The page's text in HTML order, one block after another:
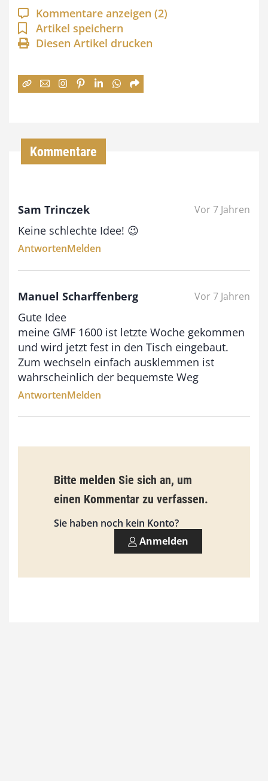
a
n
n
:
b
9
,
0
0
Kommentare anzeigen (2)
Artikel speichern
Diesen Artikel drucken
Kommentare
Sam Trinczek Vor 7 Jahren
Keine schlechte Idee! 😉
AntwortenMelden
Manuel Scharffenberg Vor 7 Jahren
Gute Idee
meine GMF 1600 ist letzte Woche gekommen
und wird jetzt fest in den Tisch eingebaut.
Zum wechseln einfach ausklemmen ist
wahrscheinlich der bequemste Weg
AntwortenMelden
Bitte melden Sie sich an, um
einen Kommentar zu verfassen.
Sie haben noch kein Konto?
Anmelden